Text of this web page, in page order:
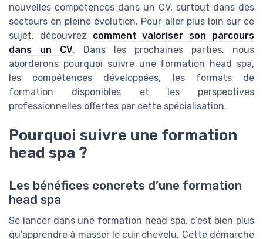
nouvelles compétences dans un CV, surtout dans des
secteurs en pleine évolution. Pour aller plus loin sur ce
sujet, découvrez comment valoriser son parcours
dans un CV. Dans les prochaines parties, nous
aborderons pourquoi suivre une formation head spa,
les compétences développées, les formats de
formation disponibles et les perspectives
professionnelles offertes par cette spécialisation.
Pourquoi suivre une formation
head spa ?
Les bénéfices concrets d’une formation
head spa
Se lancer dans une formation head spa, c’est bien plus
qu’apprendre à masser le cuir chevelu. Cette démarche